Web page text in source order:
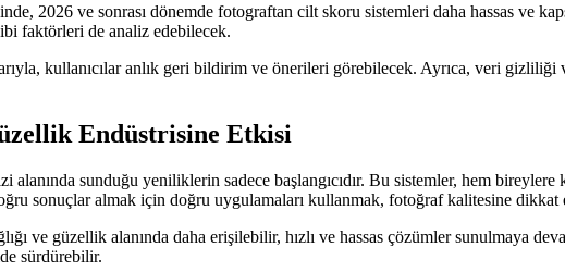
2026 ve sonrası dönemde fotograftan cilt skoru sistemleri daha hassas ve
faktörleri de analiz edebilecek.
kullanıcılar anlık geri bildirim ve önerileri görebilecek. Ayrıca, veri
Endüstrisine Etkisi
sunduğu yeniliklerin sadece başlangıcıdır. Bu sistemler, hem
sonuçlar almak için doğru uygulamaları kullanmak, fotoğraf kalitesine
ve güzellik alanında daha erişilebilir, hızlı ve hassas çözümler sunulmaya
sürdürebilir.